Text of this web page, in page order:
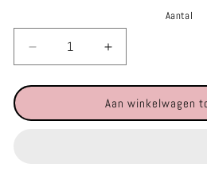
Aantal
Aantal
verlagen
voor
Christmas
Aantal
verhogen
voor
Merry
Christmas
Aan winkelwagen